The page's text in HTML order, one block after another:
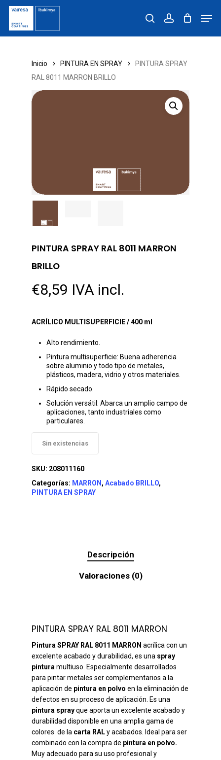
Skip
main
content
searchaccount
Inicio PINTURA EN SPRAY
PINTURA SPRAY
RAL 8011 MARRON BRILLO
PINTURA SPRAY RAL 8011 MARRON
BRILLO
€8,59 IVA incl.
ACRÍLICO MULTISUPERFICIE / 400 ml
Alto rendimiento.
Pintura multisuperficie: Buena adherencia
sobre aluminio y todo tipo de metales,
plásticos, madera, vidrio y otros materiales.
Rápido secado.
Solución versátil: Abarca un amplio campo de
aplicaciones, tanto industriales como
particulares.
Sin existencias
SKU: 208011160
Categorías: MARRON , Acabado BRILLO,
PINTURA EN SPRAY
Descripción
Valoraciones (0)
PINTURA SPRAY RAL 8011 MARRON
Pintura SPRAY RAL 8011 MARRON acrílica con un
excelente acabado y durabilidad, es una spray
pinturamultiuso. Especialmente desarrollados
para pintar metales ser complementarios a la
aplicación de pintura en polvo en la eliminación de
defectos en su proceso de aplicación. Es una
pintura sprayque aporta un excelente acabado y
durabilidad disponible en una amplia gama de
colores de la carta RALy acabados. Ideal para ser
combinado con la compra de pintura en polvo.
Muy adecuado para su uso profesional y